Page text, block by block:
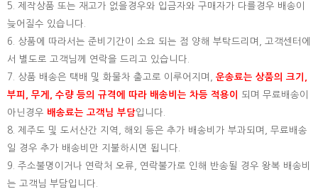
5. 제작상품 또는 재고가 없을경우와 입금자와 구매자가 다를경우 배송이
늦어질수 있습니다.
6. 상품에 따라서는 준비기간이 소요 되는 점 양해 부탁드리며, 고객센터에
서 별도로 고객님께 연락을 드리고 있습니다.
7. 상품 배송은 택배 및 화물차 출고로 이루어지며, 운송료는 상품의 크기,
부피, 무게, 수량 등의 규격에 따라 배송비는 차등 적용이
되며 무료배송이
아닌경우 배송료는 고객님 부담입니다.
8. 제주도 및 도서산간 지역, 해외 등은 추가 배송비가 부과되며, 무료배송
일 경우 추가 배송비만 지불하시면 됩니다.
9. 주소불명이거나 연락처 오류, 연락불가로 인해 반송될 경우 왕복 배송비
는 고객님 부담입니다.